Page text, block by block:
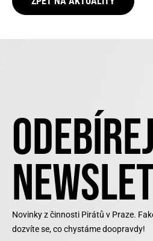
Novinky z činnosti Pirátů v Praze.
dozvíte se, co chystáme doopravdy!